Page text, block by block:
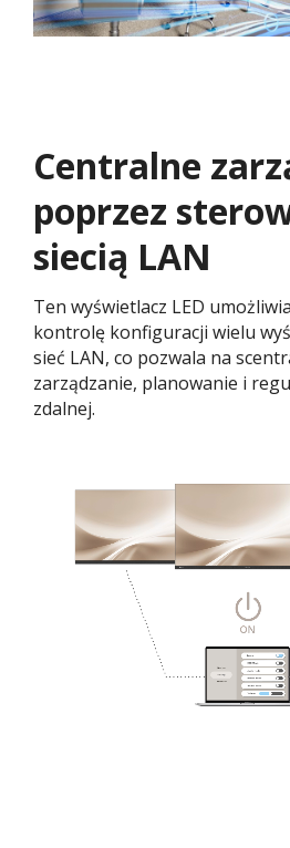
Centralne
poprzez
siecią LAN
Ten wyświetlacz LED
kontrolę konfiguracji wielu
sieć LAN, co pozwala na
zarządzanie, planowanie i
zdalnej.